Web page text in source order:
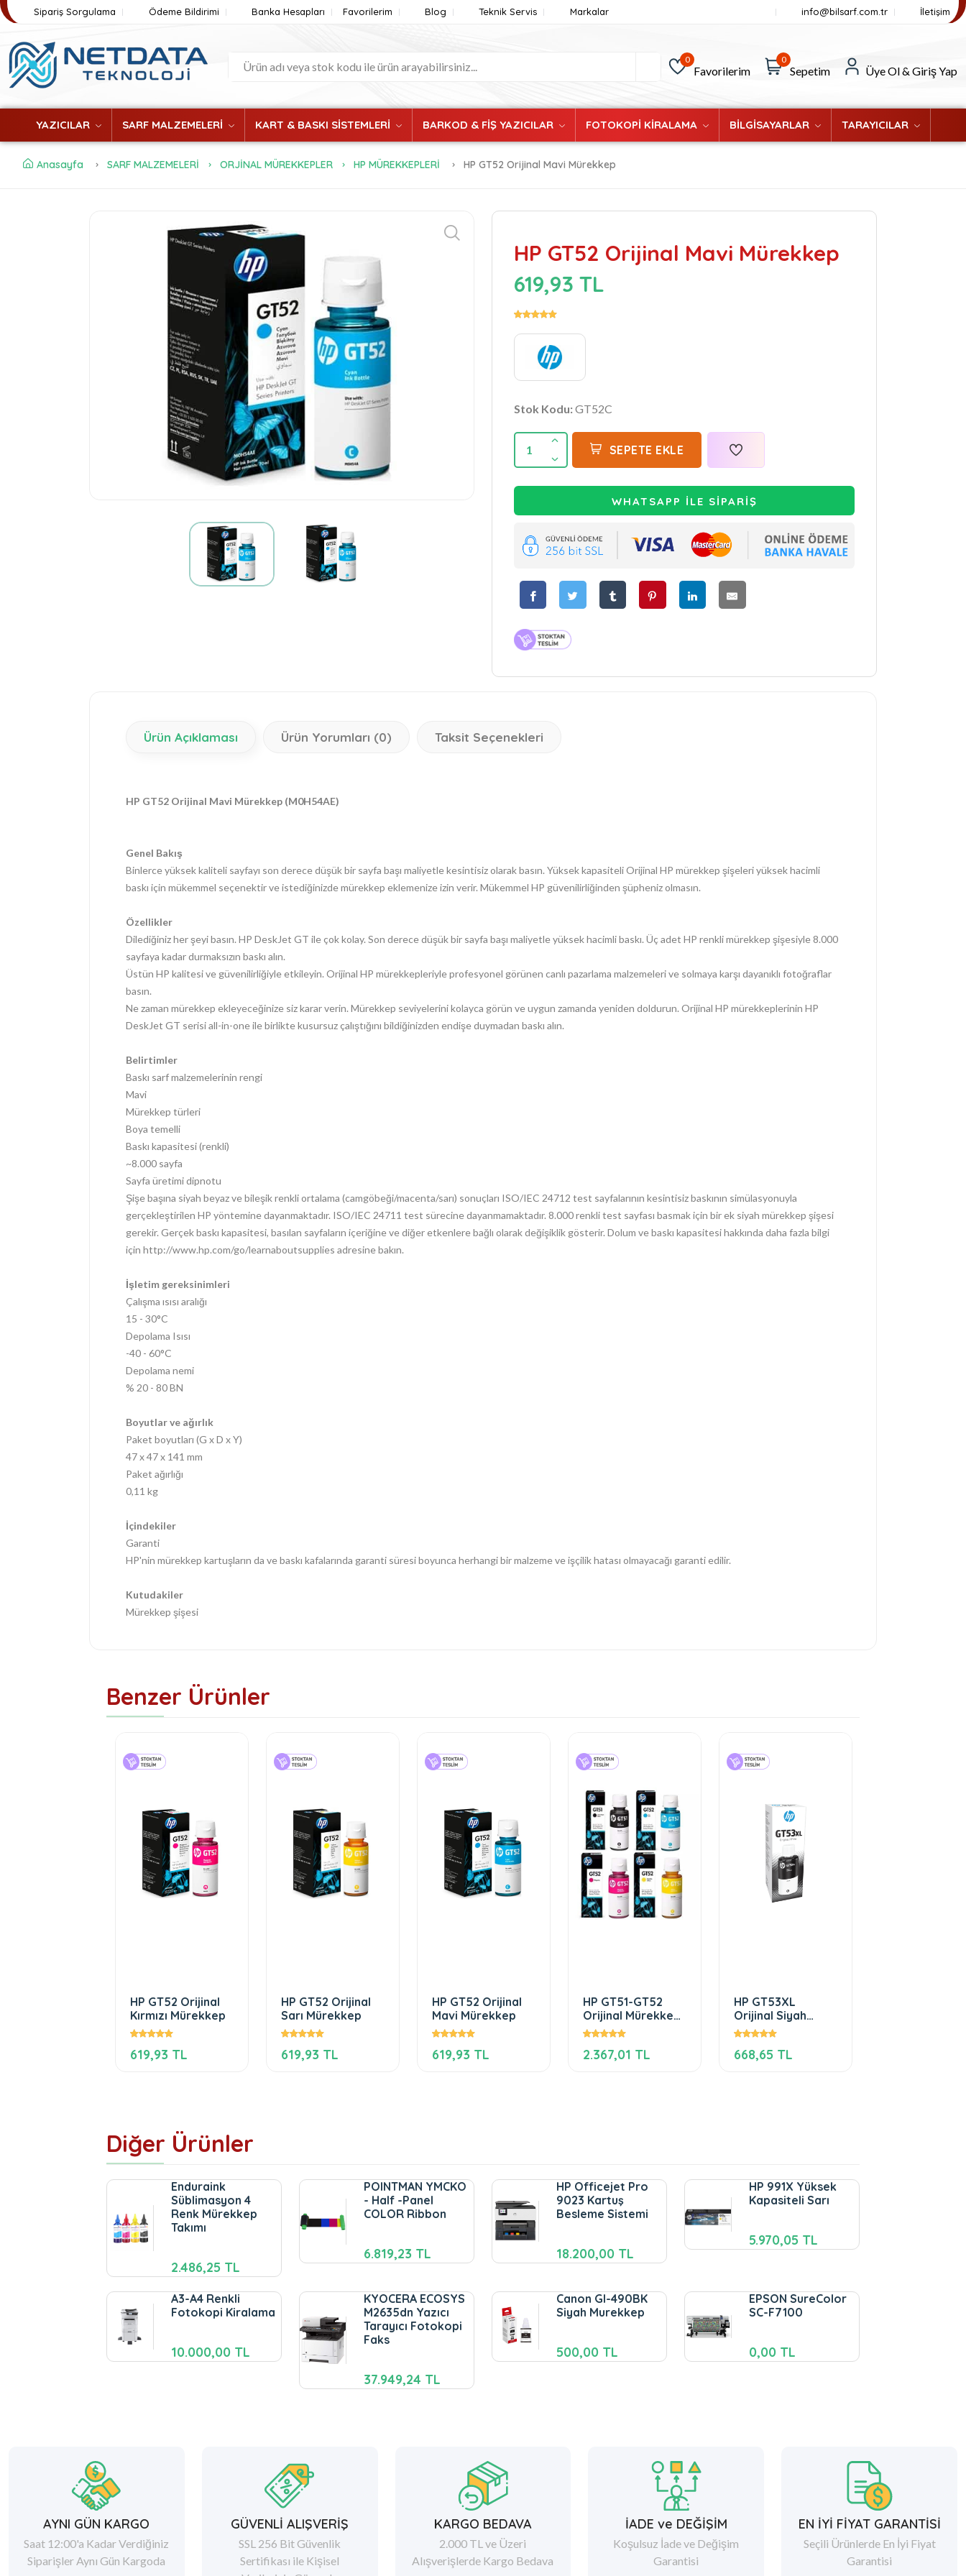
Sipariş Sorgulama Ödeme Bildirimi Banka Hesapları Favorilerim Blog Teknik Servis Markalar info@bilsarf.com.tr İletişim
0
Favorilerim
0
Sepetim Üye Ol & Giriş Yap
YAZICILAR SARF MALZEMELERİ KART & BASKI SİSTEMLERİ BARKOD & FİŞ YAZICILAR FOTOKOPİ KİRALAMA BİLGİSAYARLAR TARAYICILAR
Anasayfa SARF MALZEMELERİ ORJİNAL MÜREKKEPLER HP MÜREKKEPLERİ HP GT52 Orijinal Mavi Mürekkep
HP GT52 Orijinal Mavi Mürekkep
619,93 TL
Stok Kodu:GT52C
1 SEPETE EKLE
WHATSAPP İLE SİPARİŞ
Ürün Açıklaması Ürün Yorumları (0) Taksit Seçenekleri
HP GT52 Orijinal Mavi Mürekkep (M0H54AE)
Genel Bakış
Binlerce yüksek kaliteli sayfayı son derece düşük bir sayfa başı maliyetle kesintisiz olarak basın. Yüksek kapasiteli Orijinal HP mürekkep şişeleri yüksek hacimli
baskı için mükemmel seçenektir ve istediğinizde mürekkep eklemenize izin verir. Mükemmel HP güvenilirliğinden şüpheniz olmasın.
Özellikler
Dilediğiniz her şeyi basın. HP DeskJet GT ile çok kolay. Son derece düşük bir sayfa başı maliyetle yüksek hacimli baskı. Üç adet HP renkli mürekkep şişesiyle 8.000
sayfaya kadar durmaksızın baskı alın.
Üstün HP kalitesi ve güvenilirliğiyle etkileyin. Orijinal HP mürekkepleriyle profesyonel görünen canlı pazarlama malzemeleri ve solmaya karşı dayanıklı fotoğraflar
basın.
Ne zaman mürekkep ekleyeceğinize siz karar verin. Mürekkep seviyelerini kolayca görün ve uygun zamanda yeniden doldurun. Orijinal HP mürekkeplerinin HP
DeskJet GT serisi all-in-one ile birlikte kusursuz çalıştığını bildiğinizden endişe duymadan baskı alın.
Belirtimler
Baskı sarf malzemelerinin rengi
Mavi
Mürekkep türleri
Boya temelli
Baskı kapasitesi (renkli)
~8.000 sayfa
Sayfa üretimi dipnotu
Şişe başına siyah beyaz ve bileşik renkli ortalama (camgöbeği/macenta/sarı) sonuçları ISO/IEC 24712 test sayfalarının kesintisiz baskının simülasyonuyla
gerçekleştirilen HP yöntemine dayanmaktadır. ISO/IEC 24711 test sürecine dayanmamaktadır. 8.000 renkli test sayfası basmak için bir ek siyah mürekkep şişesi
gerekir. Gerçek baskı kapasitesi, basılan sayfaların içeriğine ve diğer etkenlere bağlı olarak değişiklik gösterir. Dolum ve baskı kapasitesi hakkında daha fazla bilgi
için http://www.hp.com/go/learnaboutsupplies adresine bakın.
İşletim gereksinimleri
Çalışma ısısı aralığı
15 - 30°C
Depolama Isısı
-40 - 60°C
Depolama nemi
% 20 - 80 BN
Boyutlar ve ağırlık
Paket boyutları (G x D x Y)
47 x 47 x 141 mm
Paket ağırlığı
0,11 kg
İçindekiler
Garanti
HP'nin mürekkep kartuşların da ve baskı kafalarında garanti süresi boyunca herhangi bir malzeme ve işçilik hatası olmayacağı garanti edilir.
Kutudakiler
Mürekkep şişesi
Benzer Ürünler
HP GT52 Orijinal
Kırmızı Mürekkep
619,93 TL
HP GT52 Orijinal
Sarı Mürekkep
619,93 TL
HP GT52 Orijinal
Mavi Mürekkep
619,93 TL
HP GT51-GT52
Orijinal Mürekkep
Seti
2.367,01 TL
HP GT53XL
Orijinal Siyah
Mürekkep
668,65 TL
Diğer Ürünler
Enduraink
Süblimasyon 4
Renk Mürekkep
Takımı
2.486,25 TL
POINTMAN YMCKO
- Half -Panel
COLOR Ribbon
6.819,23 TL
HP Officejet Pro
9023 Kartuş
Besleme Sistemi
18.200,00 TL
HP 991X Yüksek
Kapasiteli Sarı
5.970,05 TL
A3-A4 Renkli
Fotokopi Kiralama
10.000,00 TL
KYOCERA ECOSYS
M2635dn Yazıcı
Tarayıcı Fotokopi
Faks
37.949,24 TL
Canon GI-490BK
Siyah Murekkep
500,00 TL
EPSON SureColor
SC-F7100
0,00 TL
AYNI GÜN KARGO
Saat 12:00'a Kadar Verdiğiniz
Siparişler Aynı Gün Kargoda
GÜVENLİ ALIŞVERİŞ
SSL 256 Bit Güvenlik
Sertifikası ile Kişisel
KARGO BEDAVA
2.000 TL ve Üzeri
Alışverişlerde Kargo Bedava
İADE ve DEĞİŞİM
Koşulsuz İade ve Değişim
Garantisi
EN İYİ FİYAT GARANTİSİ
Seçili Ürünlerde En İyi Fiyat
Garantisi